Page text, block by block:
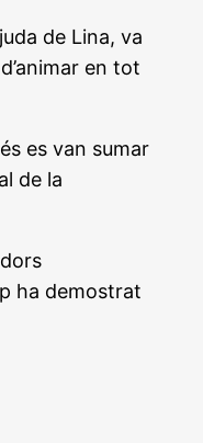
de Lina, va
en tot
es van sumar
de la
ha demostrat